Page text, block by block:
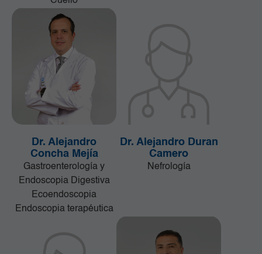
Dr. Alejandro
Concha Mejía
Gastroenterología y
Endoscopia Digestiva
Ecoendoscopia
Endoscopia terapéutica
Dr. Alejandro Duran
Camero
Nefrología